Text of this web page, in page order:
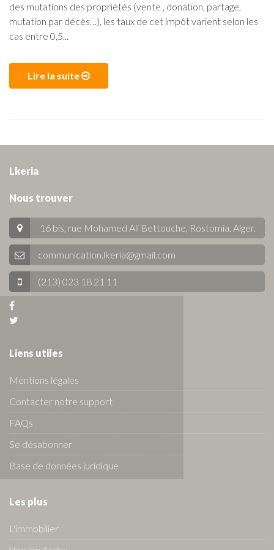
des mutations des propriétés (vente , donation, partage,
mutation par décès…), les taux de cet impôt varient selon les
cas entre 0,5...
Lire la suite
Lkeria
Nous trouver
16 bis, rue Mohamed Ali Bettouche, Rostomia. Alger.
communication.lkeria@gmail.com
(213) 023 18 21 11
Liens utiles
Mentions légales
Contacter notre support
FAQs
Se désabonner
Base de données juridique
Les plus
L'immobilier